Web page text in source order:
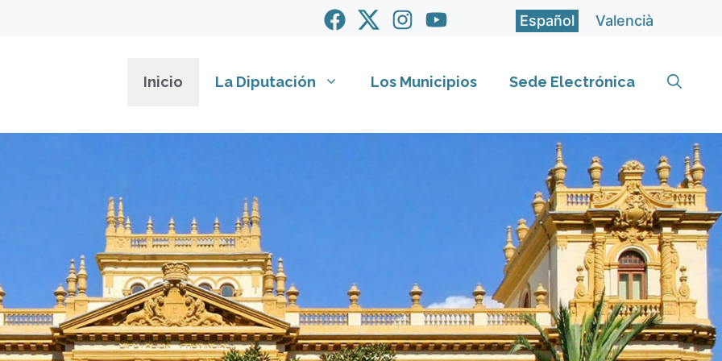
Español Valencià
Inicio La Diputación Los Municipios Sede Electrónica